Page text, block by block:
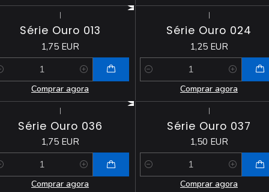
|
Série Ouro 013
1,75 EUR
Comprar agora
|
Série Ouro 024
1,25 EUR
Quantidade
Comprar agora
|
Série Ouro 036
1,75 EUR
Comprar agora
|
Série Ouro 037
1,50 EUR
Quantidade
Comprar agora